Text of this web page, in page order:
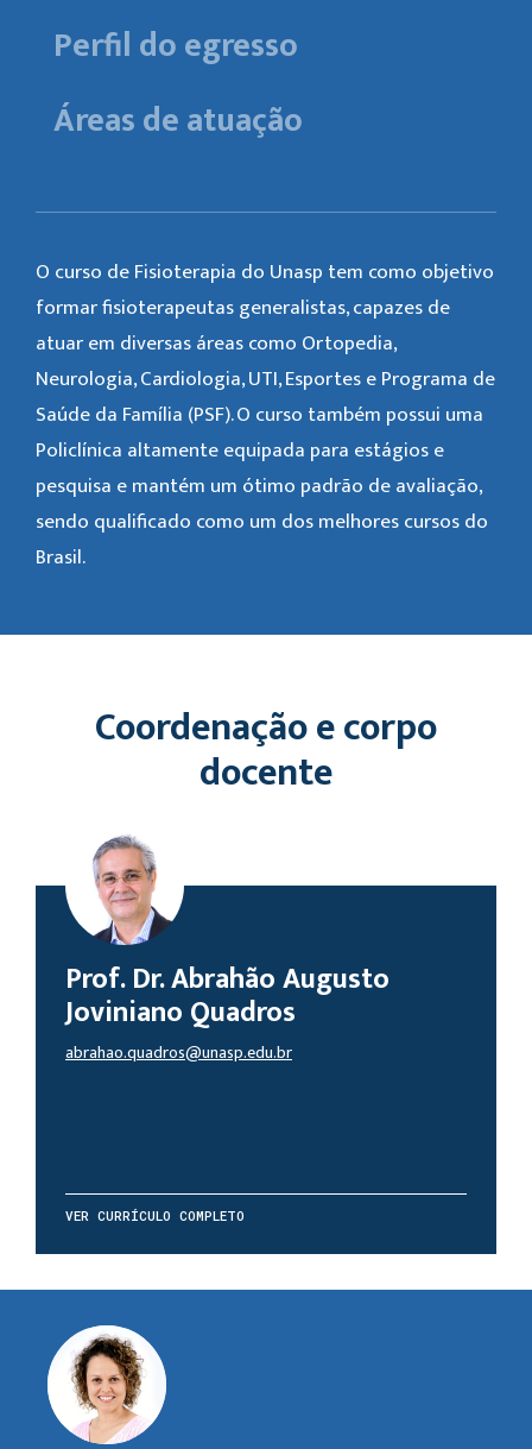
Perfil do egresso
Áreas de atuação
O curso de Fisioterapia do Unasp tem como objetivo
formar fisioterapeutas generalistas, capazes de
atuar em diversas áreas como Ortopedia,
Neurologia, Cardiologia, UTI, Esportes e Programa de
Saúde da Família (PSF). O curso também possui uma
Policlínica altamente equipada para estágios e
pesquisa e mantém um ótimo padrão de avaliação,
sendo qualificado como um dos melhores cursos do
Brasil.
Coordenação e corpo
docente
Prof. Dr. Abrahão Augusto
Joviniano Quadros
abrahao.quadros@unasp.edu.br
VER CURRÍCULO COMPLETO